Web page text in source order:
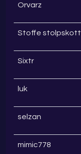
Orvarz
Stoffe stolpskott
Sixtr
luk
selzan
mimic778